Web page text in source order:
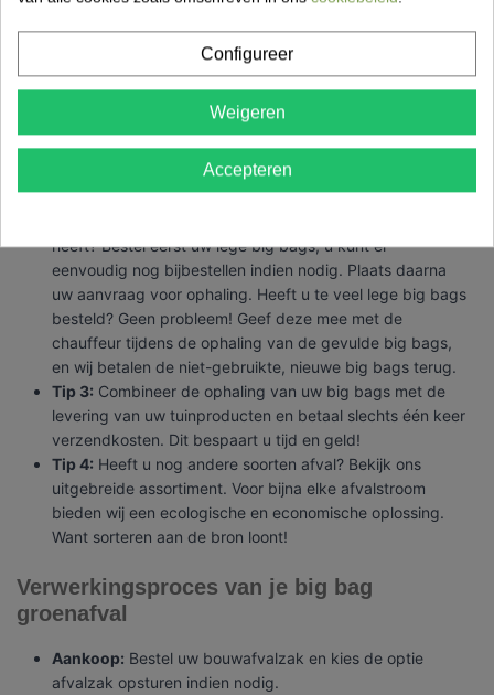
Tips voor het gebruik van big bags
Heeft u nog big bags liggen van een eerdere
levering van onze tuinproducten? Gooi deze niet weg!
Hergebruik ze om uw afval te laten ophalen. Dit is niet
alleen duurzaam, maar ook kostenbesparend.
heeft? Bestel eerst uw lege big bags; u kunt er
eenvoudig nog bijbestellen indien nodig. Plaats daarna
uw aanvraag voor ophaling. Heeft u te veel lege big bags
besteld? Geen probleem! Geef deze mee met de
chauffeur tijdens de ophaling van de gevulde big bags,
en wij betalen de niet-gebruikte, nieuwe big bags terug.
Tip 3: Combineer de ophaling van uw big bags met de
levering van uw tuinproducten en betaal slechts één keer
verzendkosten. Dit bespaart u tijd en geld!
Tip 4: Heeft u nog andere soorten afval? Bekijk ons
uitgebreide assortiment. Voor bijna elke afvalstroom
bieden wij een ecologische en economische oplossing.
Want sorteren aan de bron loont!
Verwerkingsproces van je big bag
groenafval
Aankoop: Bestel uw bouwafvalzak en kies de optie
afvalzak opsturen indien nodig.
Configureer
Weigeren
Accepteren